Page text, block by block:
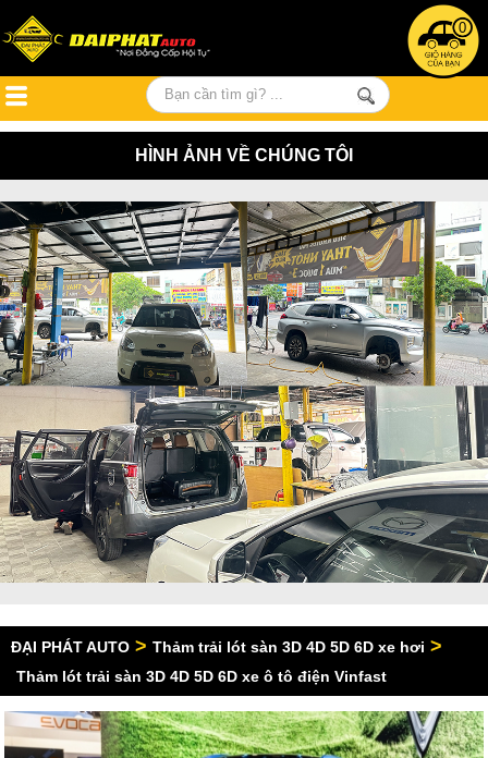
0
HÌNH ẢNH VỀ CHÚNG TÔI
ĐẠI PHÁT AUTO > Thảm trải lót sàn 3D 4D 5D 6D xe hơi >
Thảm lót trải sàn 3D 4D 5D 6D xe ô tô điện Vinfast